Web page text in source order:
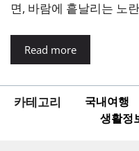
면, 바람에 흩날리는 노
Read more
카테고리 국내여행
생활정